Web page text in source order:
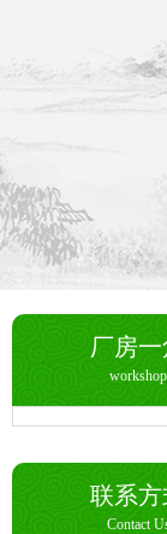
厂房一
workshop
联系方
Contact